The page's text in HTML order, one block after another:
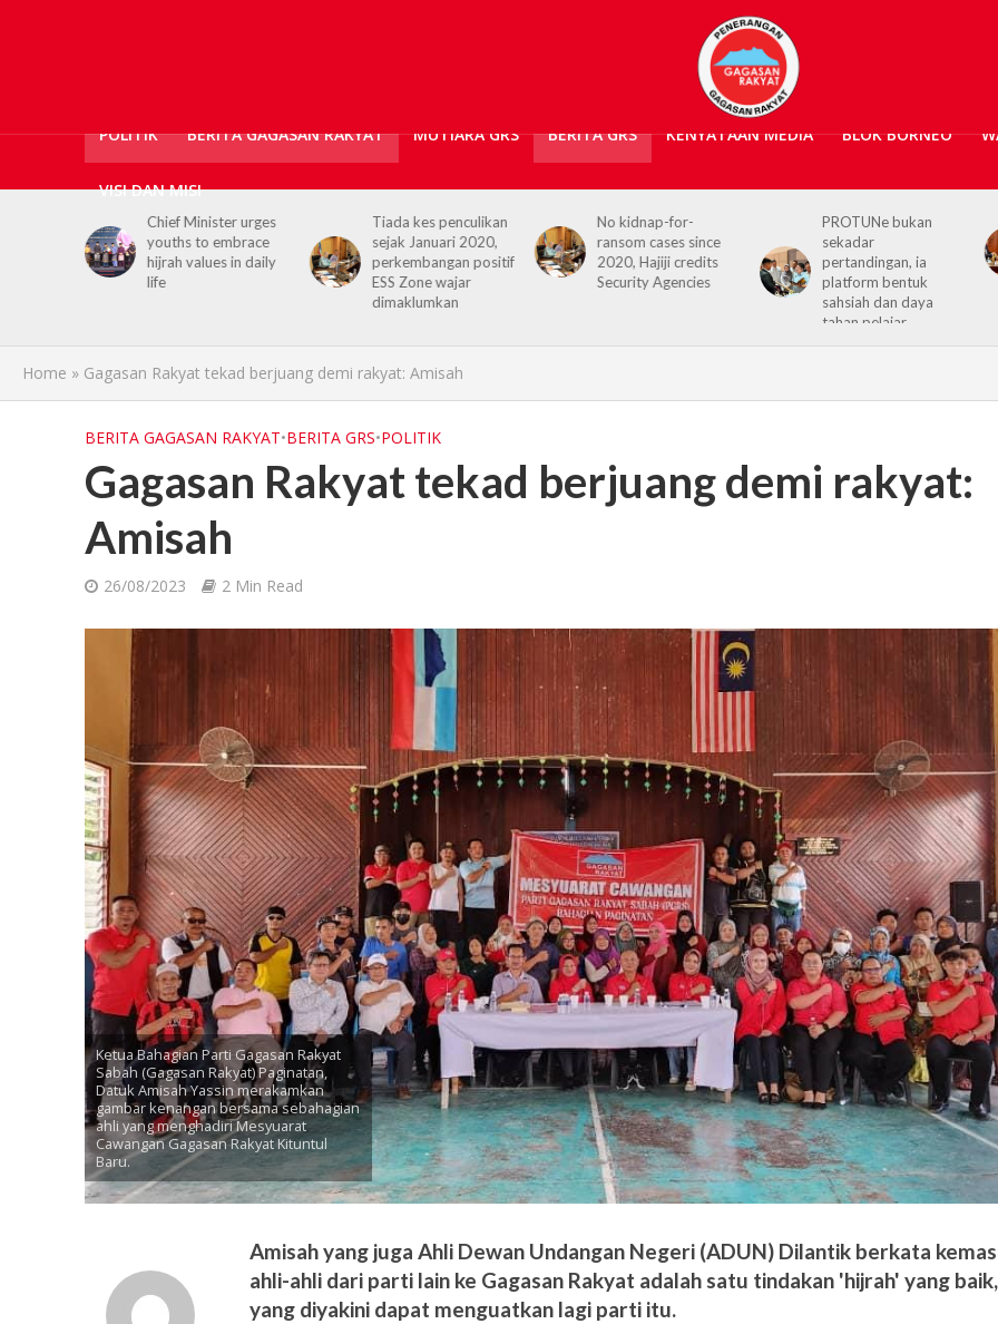
POLITIK BERITA GAGASAN RAKYAT MUTIARA GRS BERITA GRS KENYATAAN MEDIA BLOK BORNEO
VISI DAN MISI
Chief Minister urges
youths to embrace
hijrah values in daily
Tiada kes penculikan
sejak Januari 2020,
perkembangan positif
ESS Zone wajar
dimaklumkan
No kidnap-for-
ransom cases since
2020, Hajiji credits
Security Agencies
PROTUNe bukan
pertandingan, ia
platform bentuk
sahsiah dan daya
tahan pelajar
Home » Gagasan Rakyat tekad berjuang demi rakyat: Amisah
BERITA GAGASAN RAKYAT•BERITA GRS•POLITIK
Gagasan Rakyat tekad berjuang demi rakyat:
Amisah
26/08/2023 2 Min Read
Ketua Bahagian Parti Gagasan Rakyat
Sabah (Gagasan Rakyat) Paginatan,
Datuk Amisah Yassin merakamkan
gambar kenangan bersama sebahagian
ahli yang menghadiri Mesyuarat
Cawangan Gagasan Rakyat Kituntul
Baru.
Amisah yang juga Ahli Dewan Undangan Negeri (ADUN) Dilantik berkata
ahli-ahli dari parti lain ke Gagasan Rakyat adalah satu tindakan 'hijrah' yang baik,
yang diyakini dapat menguatkan lagi parti itu.